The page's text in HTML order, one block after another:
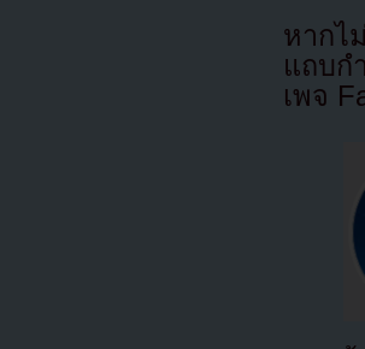
หากไ
แถบก
เพจ